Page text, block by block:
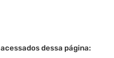
dessa página: